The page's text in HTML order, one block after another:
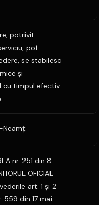
potrivit
pot
se stabilesc
şi
cu timpul efectiv
Neamţ:
nr. 251 din 8
OFICIAL
art. 1 şi 2
559 din 17 mai